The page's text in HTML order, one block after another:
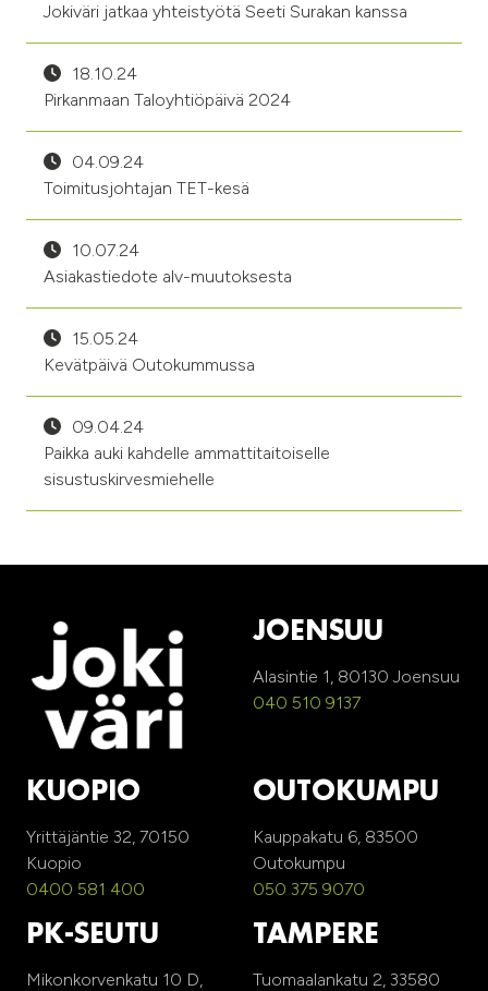
Jokiväri jatkaa yhteistyötä Seeti Surakan kanssa
18.10.24
Pirkanmaan Taloyhtiöpäivä 2024
04.09.24
Toimitusjohtajan TET-kesä
10.07.24
Asiakastiedote alv-muutoksesta
15.05.24
Kevätpäivä Outokummussa
09.04.24
Paikka auki kahdelle ammattitaitoiselle
sisustuskirvesmiehelle
JOENSUU
Alasintie 1, 80130 Joensuu
040 510 9137
KUOPIO
Yrittäjäntie 32, 70150
Kuopio
0400 581 400
OUTOKUMPU
Kauppakatu 6, 83500
Outokumpu
050 375 9070
PK-SEUTU
Mikonkorvenkatu 10 D,
TAMPERE
Tuomaalankatu 2, 33580